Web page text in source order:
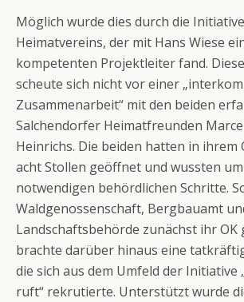
Möglich wurde dies durch die
Heimatvereins, der mit Hans Wiese
kompetenten Projektleiter fand.
scheute sich nicht vor einer
Zusammenarbeit“ mit den beiden
Salchendorfer Heimatfreunden
Heinrichs. Die beiden hatten in ihrem
acht Stollen geöffnet und wussten
notwendigen behördlichen Schritte.
Waldgenossenschaft, Bergbauamt
Landschaftsbehörde zunächst ihr OK
brachte darüber hinaus eine
die sich aus dem Umfeld der Initiative
ruft“ rekrutierte. Unterstützt wurde